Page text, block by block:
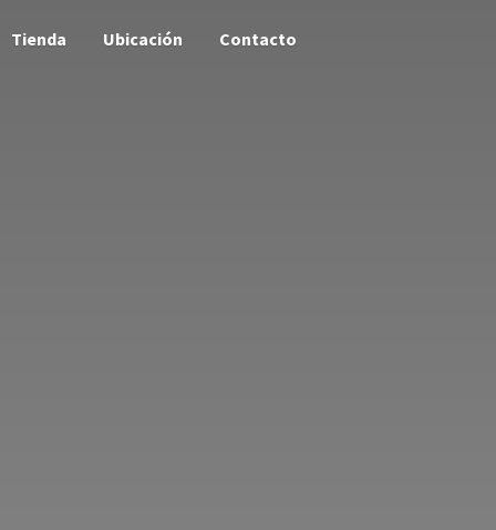
Tienda Ubicación Contacto